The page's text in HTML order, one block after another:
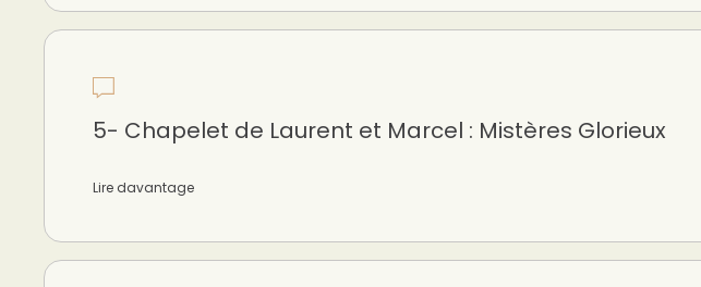
5- Chapelet de Laurent et Marcel : Mistères Glorieux
Lire davantage